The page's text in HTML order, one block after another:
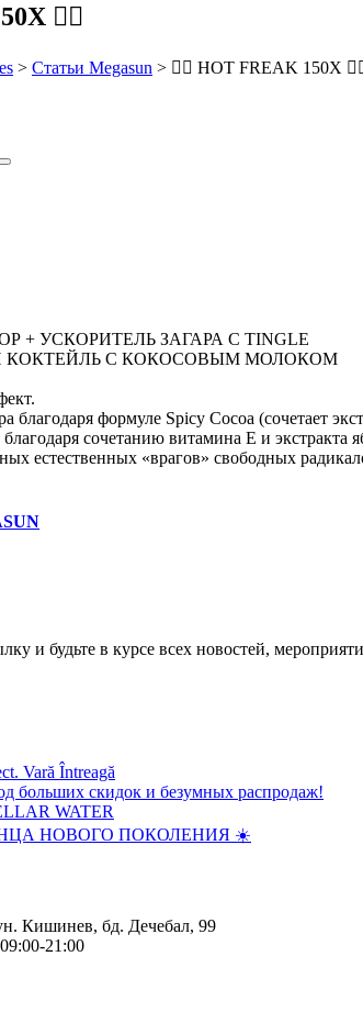
❤️‍🔥
> Статьи Megasun > ❤️‍🔥 HOT FREAK 150X
+ УСКОРИТЕЛЬ ЗАГАРА С TINGLE
КОКТЕЙЛЬ С КОКОСОВЫМ МОЛОКОМ
благодаря формуле Spicy Cocoa (сочетает
сочетанию витамина Е и экстракта
естественных «врагов» свободных
и будьте в курсе всех новостей,
Vară Întreagă
больших скидок и безумных распродаж!
WATER
НОВОГО ПОКОЛЕНИЯ ☀️
Кишинев, бд. Дечебал, 99
21:00